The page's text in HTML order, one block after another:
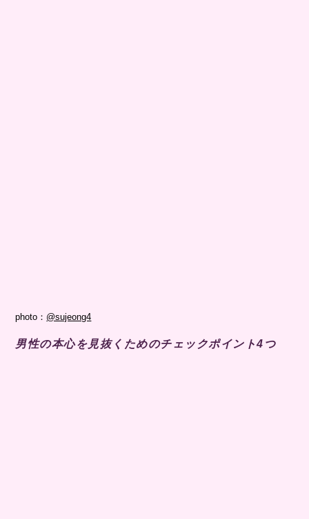
photo： @sujeong4
男性の本心を見抜くためのチェックポイント4つ